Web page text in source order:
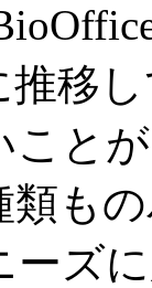
推移
こと
類も
ーズ